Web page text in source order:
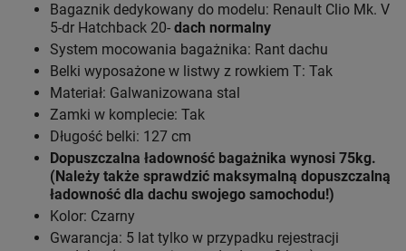
Bagaznik dedykowany do modelu: Renault Clio Mk. V
5-dr Hatchback 20- dach normalny
System mocowania bagażnika: Rant dachu
Belki wyposażone w listwy z rowkiem T: Tak
Materiał: Galwanizowana stal
Zamki w komplecie: Tak
Długość belki: 127 cm
Dopuszczalna ładowność bagażnika wynosi 75kg.
(Należy także sprawdzić maksymalną dopuszczalną
ładowność dla dachu swojego samochodu!)
Kolor: Czarny
Gwarancja: 5 lat tylko w przypadku rejestracji